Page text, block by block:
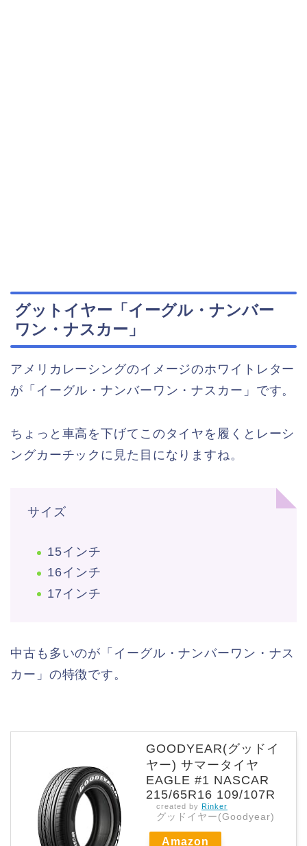
グットイヤー「イーグル・ナンバー
ワン・ナスカー」
アメリカレーシングのイメージのホワイトレター
が「イーグル・ナンバーワン・ナスカー」です。
ちょっと車高を下げてこのタイヤを履くとレーシ
ングカーチックに見た目になりますね。
サイズ
15インチ
16インチ
17インチ
中古も多いのが「イーグル・ナンバーワン・ナス
カー」の特徴です。
GOODYEAR(グッドイ
ヤー) サマータイヤ
EAGLE #1 NASCAR
215/65R16 109/107R
created by Rinker
グッドイヤー(Goodyear)
Amazon